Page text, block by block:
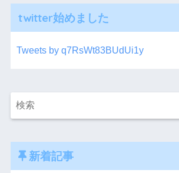
twitter始めました
Tweets by q7RsWt83BUdUi1y
新着記事